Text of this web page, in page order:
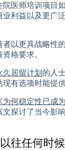
医师培训项目
利益以及更广
以更具战略性
格要求。
久居留计划 的人
有选项时能提
为何稳定性已成
文探讨了当今影
往任何时